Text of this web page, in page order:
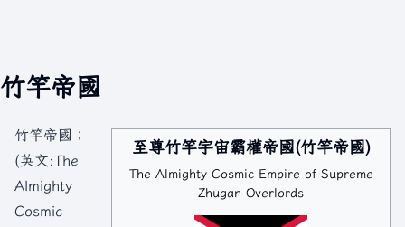
竹竿帝國
至尊竹竿宇宙霸權帝國(竹竿帝國)
The Almighty Cosmic Empire of Supreme
Zhugan Overlords
竹竿帝國；
(英文:The
Almighty
Cosmic